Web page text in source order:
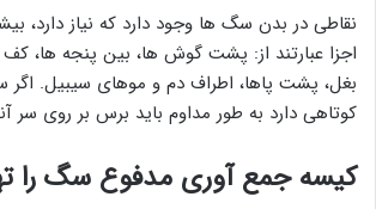
نقاطی در بدن سگ ها وجود دارد که نیاز دارد،
اجزا عبارتند از: پشت گوش ها، بین پنجه ها،
بغل، پشت پاها، اطراف دم و موهای سیبیل.
کوتاهی دارد به طور مداوم باید برس بر روی سر
کیسه جمع آوری مدفوع سگ را